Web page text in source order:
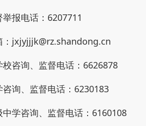
报电话：6207711
：jxjyjjjk@rz.shandong.cn
校咨询、监督电话：6626878
询、监督电话：6230183
学咨询、监督电话：6160108